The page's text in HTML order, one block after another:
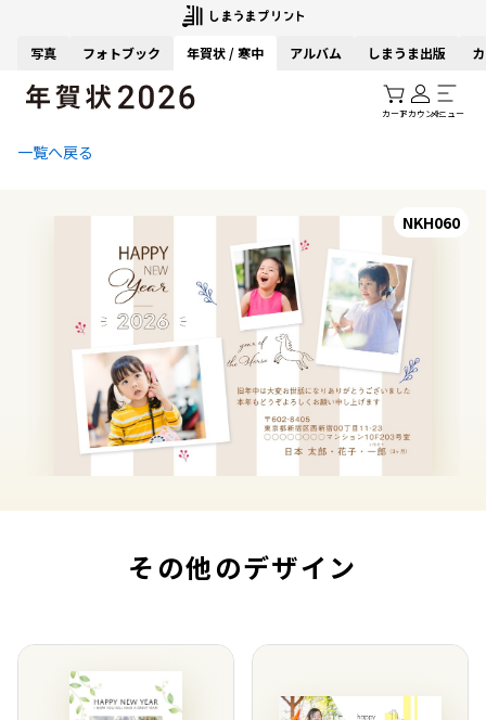
写真 フォトブック 年賀状 / 寒中 アルバム しまうま出版
カートアカウントメニュー
一覧へ戻る
NKH060
その他のデザイン